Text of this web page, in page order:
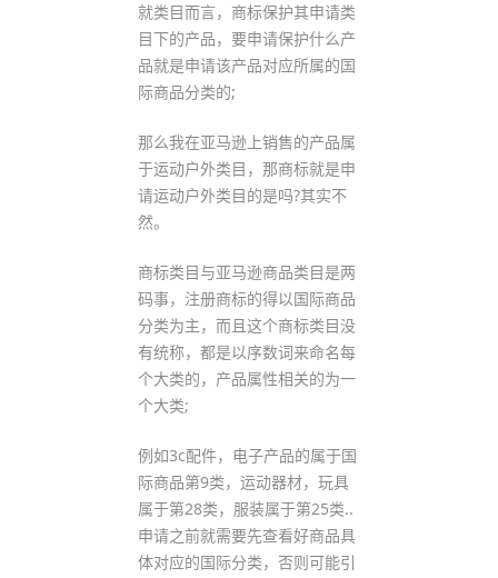
就类目而言，商标保护其申请类
目下的产品，要申请保护什么产
品就是申请该产品对应所属的国
际商品分类的;
那么我在亚马逊上销售的产品属
于运动户外类目，那商标就是申
请运动户外类目的是吗?其实不
然。
商标类目与亚马逊商品类目是两
码事，注册商标的得以国际商品
分类为主，而且这个商标类目没
有统称，都是以序数词来命名每
个大类的，产品属性相关的为一
个大类;
例如3c配件，电子产品的属于国
际商品第9类，运动器材，玩具
属于第28类，服装属于第25类..
申请之前就需要先查看好商品具
体对应的国际分类，否则可能引